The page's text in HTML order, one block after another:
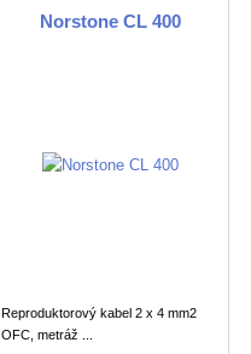
Norstone CL 400
Reproduktorový kabel 2 x 4 mm2
OFC, metráž ...